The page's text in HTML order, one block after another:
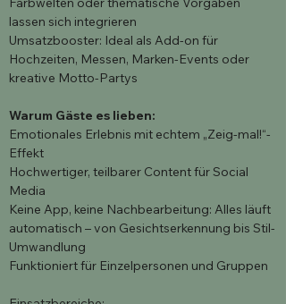
lassen sich integrieren
Umsatzbooster: Ideal als Add-on für
Hochzeiten, Messen, Marken-Events oder
kreative Motto-Partys
Warum Gäste es lieben:
Emotionales Erlebnis mit echtem „Zeig-mal!“-
Effekt
Hochwertiger, teilbarer Content für Social
Media
Keine App, keine Nachbearbeitung: Alles läuft
automatisch – von Gesichtserkennung bis Stil-
Umwandlung
Funktioniert für Einzelpersonen und Gruppen